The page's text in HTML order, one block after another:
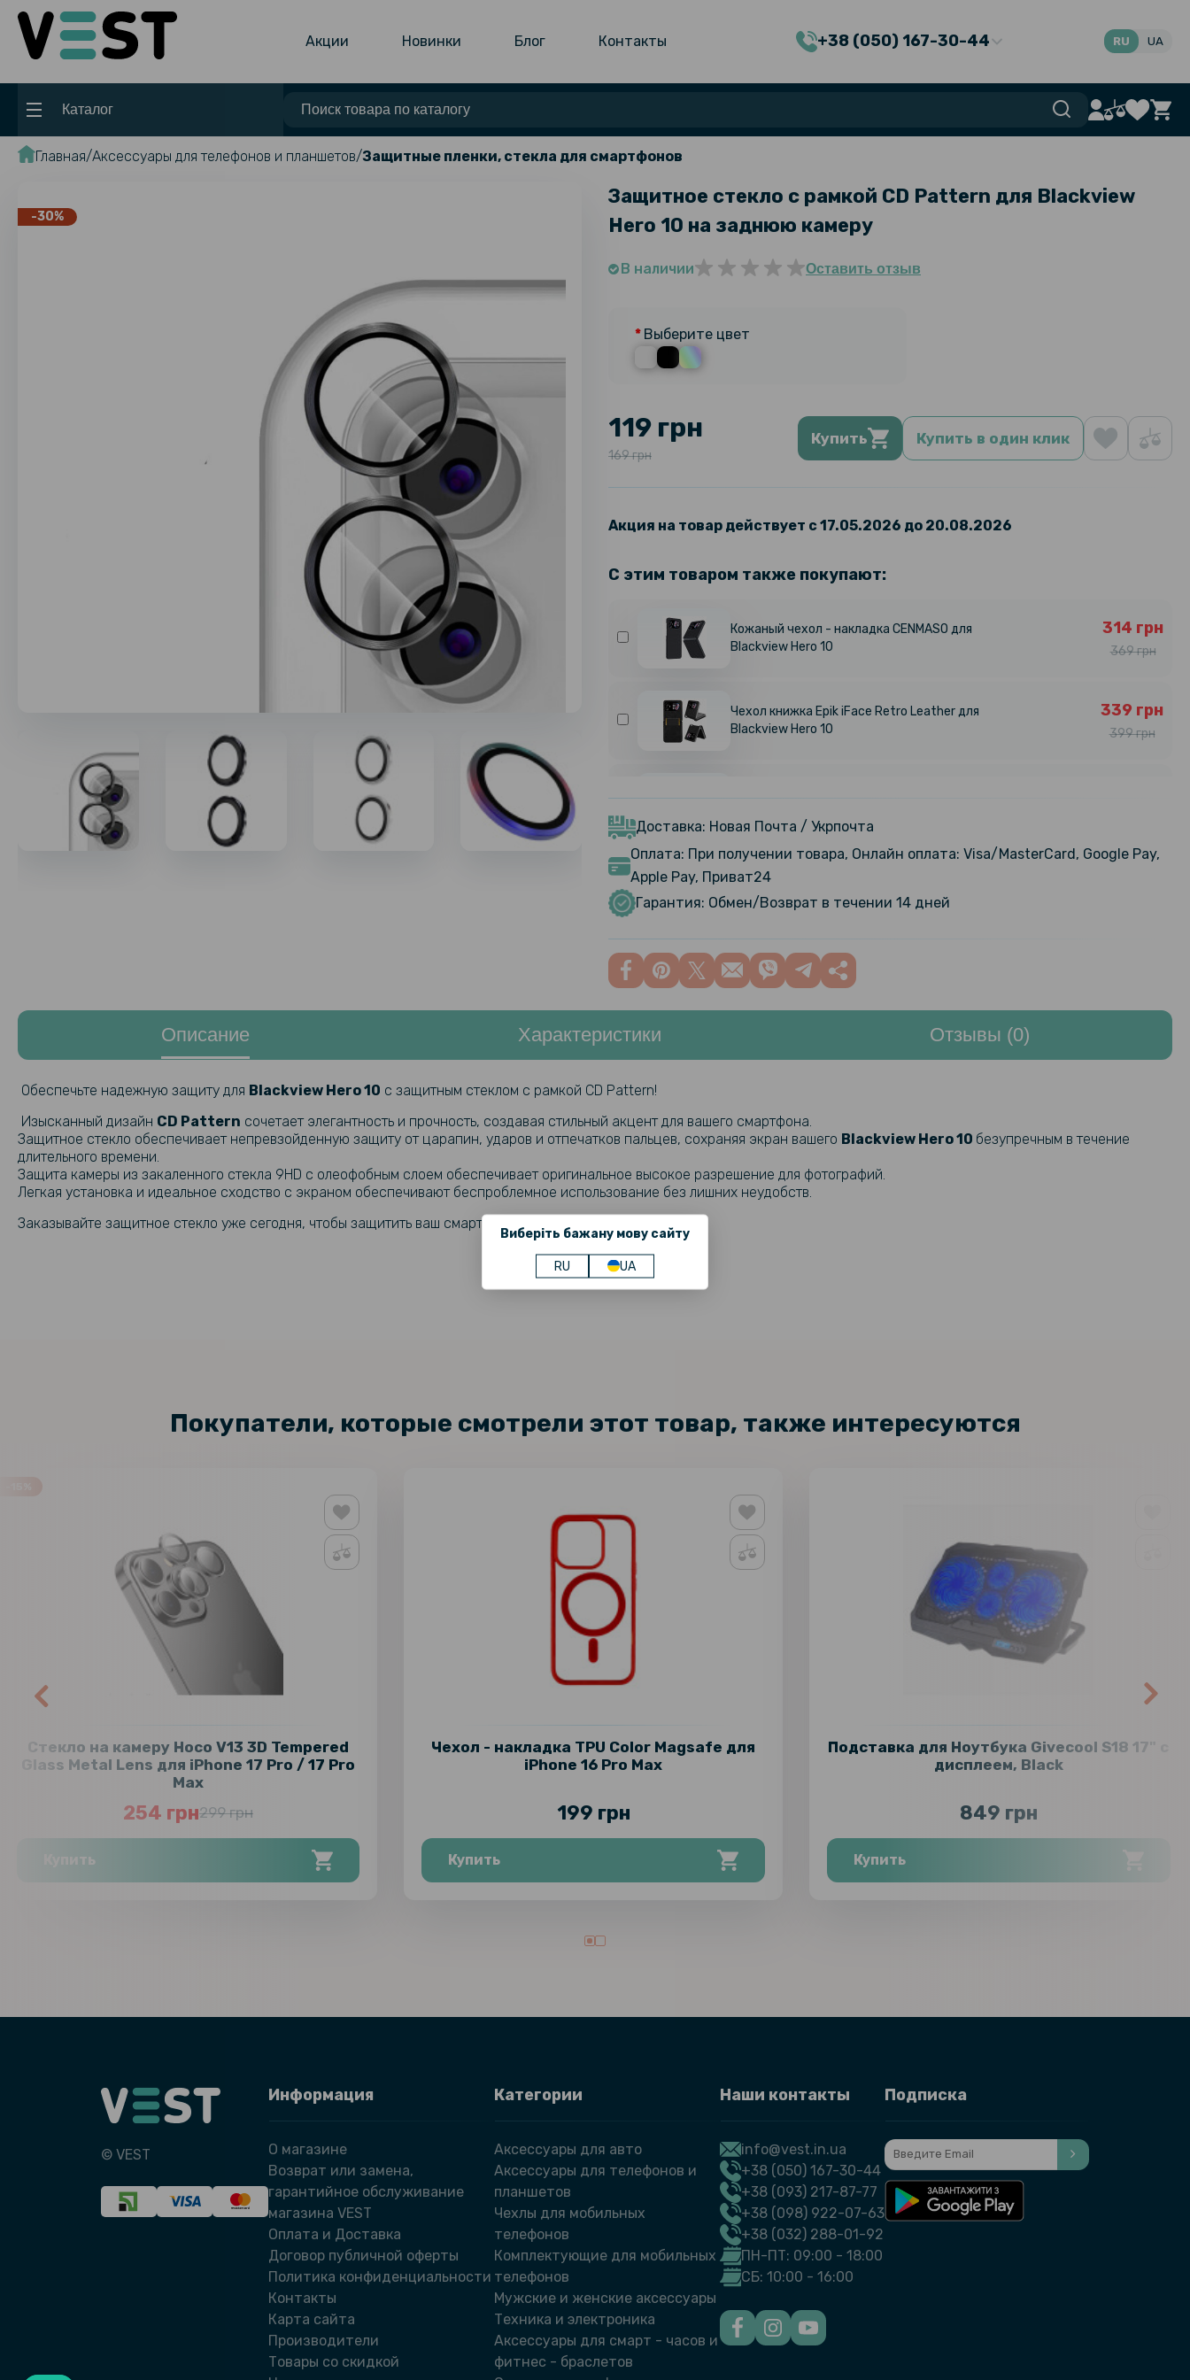
Акции Новинки Блог Контакты +38 (050) 167-30-44
Виберіть бажану мову сайту
RU UA
RU UA
Каталог
Главная Аксессуары для телефонов и планшетов Защитные пленки, стекла для смартфонов
-30%
Защитное стекло с рамкой CD Pattern для Blackview
Hero 10​​ на заднюю камеру
В наличии Оставить отзыв
Выберите цвет
119 грн
169 грн
Купить Купить в один клик
Акция на товар действует с 17.05.2026 до 20.08.2026
С этим товаром также покупают:
Кожаный чехол - накладка CENMASO для
Blackview Hero 10
314 грн
369 грн
Чехол книжка Epik iFace Retro Leather для
Blackview Hero 10
339 грн
399 грн
Защитное стекло Tempered Glass 2.5D для
Blackview Hero 10 на заднюю камеру
Доставка: Новая Почта / Укрпочта
Оплата: При получении товара, Онлайн оплата: Visa/MasterCard, Google Pay,
Apple Pay, Приват24
Гарантия: Обмен/Возврат в течении 14 дней
Описание Характеристики Отзывы (0)
Обеспечьте надежную защиту для Blackview Hero 10​ с защитным стеклом с рамкой CD Pattern!
Изысканный дизайн CD Pattern сочетает элегантность и прочность, создавая стильный акцент для вашего смартфона.
Защитное стекло обеспечивает непревзойденную защиту от царапин, ударов и отпечатков пальцев, сохраняя экран вашего Blackview Hero 10​​​ безупречным в течение
длительного времени.
Защита камеры из закаленного стекла 9HD с олеофобным слоем обеспечивает оригинальное высокое разрешение для фотографий.
Легкая установка и идеальное сходство с экраном обеспечивают беспроблемное использование без лишних неудобств.
Заказывайте защитное стекло уже сегодня, чтобы защитить ваш смартфон
и добавить в него нотку стиля.
Покупатели, которые смотрели этот товар, также интересуются
Стекло на камеру Hoco V13 3D Tempered
Glass Metal Lens для iPhone 17 Pro / 17 Pro
Max
254 грн299 грн
Купить
Чехол - накладка TPU Color Magsafe для
iPhone 16 Pro Max
199 грн
Купить
Подставка для Ноутбука Givecool S18 17" с
дисплеем, Black
849 грн
Купить
© VEST
Информация
О магазине
Возврат или замена,
гарантийное обслуживание
магазина VEST
Оплата и Доставка
Договор публичной оферты
Политика конфиденциальности
Контакты
Карта сайта
Производители
Товары со скидкой
Категории
Аксессуары для авто
Аксессуары для телефонов и
планшетов
Чехлы для мобильных
телефонов
Комплектующие для мобильных
телефонов
Мужские и женские аксессуары
Техника и электроника
Аксессуары для смарт - часов и
фитнес - браслетов
Наши контакты
info@vest.in.ua
+38 (050) 167-30-44
+38 (093) 217-87-77
+38 (098) 922-07-63
+38 (032) 288-01-92
ПН-ПТ: 09:00 - 18:00
СБ: 10:00 - 16:00
Подписка